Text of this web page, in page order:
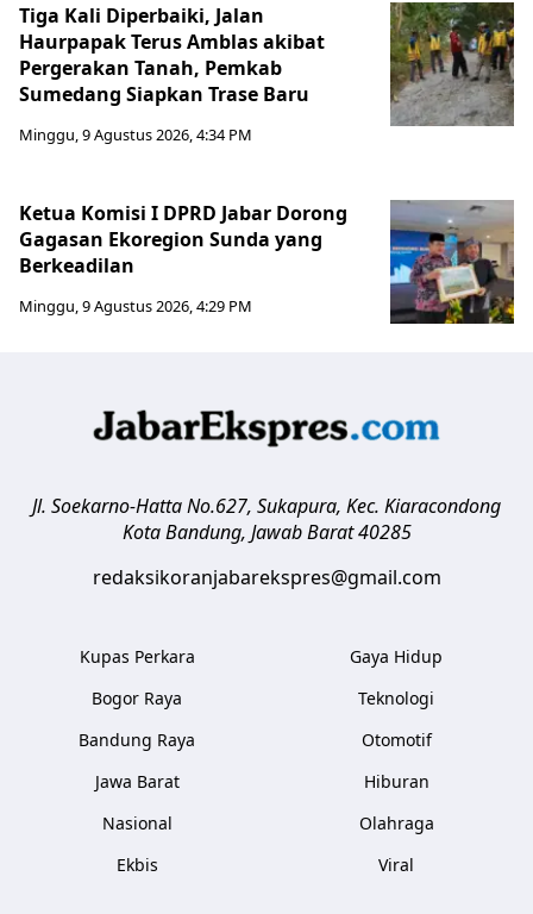
Tiga Kali Diperbaiki, Jalan
Haurpapak Terus Amblas akibat
Pergerakan Tanah, Pemkab
Sumedang Siapkan Trase Baru
Minggu, 9 Agustus 2026, 4:34 PM
Ketua Komisi I DPRD Jabar Dorong
Gagasan Ekoregion Sunda yang
Berkeadilan
Minggu, 9 Agustus 2026, 4:29 PM
Jl. Soekarno-Hatta No.627, Sukapura, Kec. Kiaracondong
Kota Bandung, Jawab Barat 40285
redaksikoranjabarekspres@gmail.com
Kupas Perkara
Bogor Raya
Bandung Raya
Jawa Barat
Nasional
Ekbis
Gaya Hidup
Teknologi
Otomotif
Hiburan
Olahraga
Viral